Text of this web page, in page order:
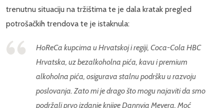
trenutnu situaciju na tržištima te je dala kratak pregled
potrošačkih trendova te je istaknula:
HoReCa kupcima u Hrvatskoj i regiji, Coca-Cola HBC
Hrvatska, uz bezalkoholna pića, kavu i premium
alkoholna pića, osigurava stalnu podršku u razvoju
poslovanja. Zato mi je drago što mogu najaviti da smo
podržali prvo izdanje knjige Dannyja Meyera, Moć